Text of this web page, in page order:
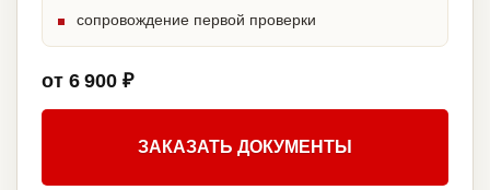
сопровождение первой проверки
от 6 900 ₽
ЗАКАЗАТЬ ДОКУМЕНТЫ